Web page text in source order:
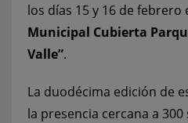
los días 15 y 16 de febrero
Municipal Cubierta
Valle”.
La duodécima edición de
la presencia cercana a